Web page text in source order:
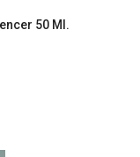
50 Ml.